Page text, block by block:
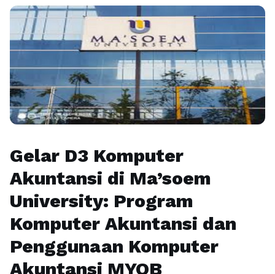
Gelar D3 Komputer
Akuntansi di Ma’soem
University: Program
Komputer Akuntansi dan
Penggunaan Komputer
Akuntansi MYOB